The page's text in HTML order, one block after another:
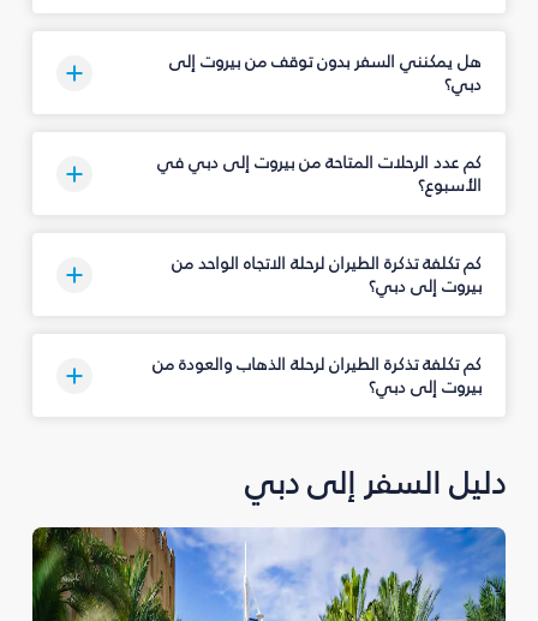
هل يمكنني السفر بدون توقف من بيروت إلى
دبي؟
كم عدد الرحلات المتاحة من بيروت إلى دبي في
الأسبوع؟
كم تكلفة تذكرة الطيران لرحلة الاتجاه الواحد من
بيروت إلى دبي؟
كم تكلفة تذكرة الطيران لرحلة الذهاب والعودة من
بيروت إلى دبي؟
دليل السفر إلى دبي